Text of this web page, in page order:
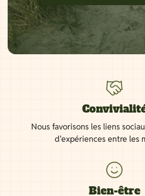
Nous favorisons les liens
d'expériences entre les
Bien-être